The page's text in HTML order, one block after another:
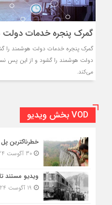
گمرک پنجره خدمات دولت
گمرک پنجره خدمات دولت هوشمند را
دولت هوشمند را گشود و از این پس
می‌کند.
VOD بخش ویدیو
خطرناکترین
30 آگوست 2024 - 17:00
ویدیو مستند